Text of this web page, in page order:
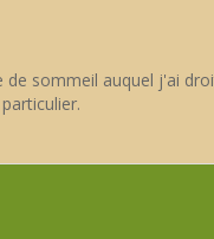
sommeil auquel j'ai